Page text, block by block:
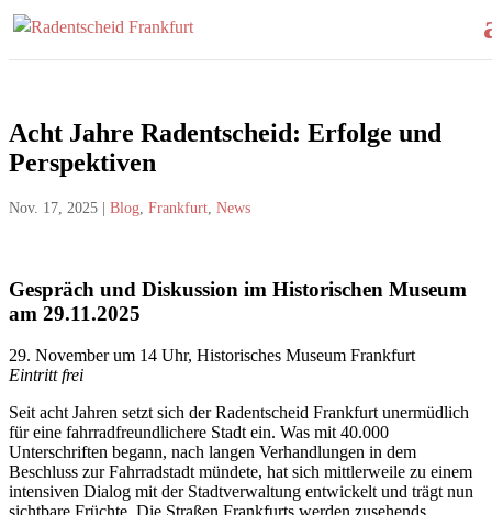
Acht Jahre Radentscheid: Erfolge und
Perspektiven
Nov. 17, 2025 Blog Frankfurt News
Gespräch und Diskussion im Historischen Museum
am 29.11.2025
29. November um 14 Uhr, Historisches Museum Frankfurt
Eintritt frei
Seit acht Jahren setzt sich der Radentscheid Frankfurt unermüdlich
für eine fahrradfreundlichere Stadt ein. Was mit 40.000
Unterschriften begann, nach langen Verhandlungen in dem
Beschluss zur Fahrradstadt mündete, hat sich mittlerweile zu einem
intensiven Dialog mit der Stadtverwaltung entwickelt und trägt nun